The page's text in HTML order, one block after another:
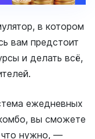
в котором
вам предстоит
и делать всё,
ежедневных
вы сможете
что нужно, —